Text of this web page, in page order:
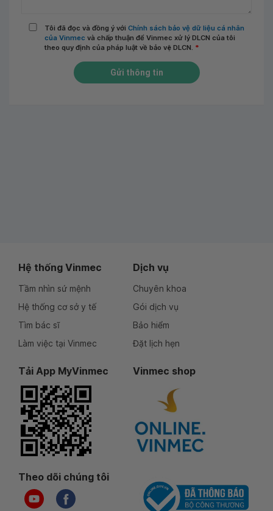
Tôi đã đọc và đồng ý với Chính sách bảo vệ dữ liệu cá nhân
của Vinmec và chấp thuận để Vinmec xử lý DLCN của tôi
theo quy định của pháp luật về bảo vệ DLCN. *
Gửi thông tin
Hệ thống Vinmec
Tầm nhìn sứ mệnh
Hệ thống cơ sở y tế
Tìm bác sĩ
Làm việc tại Vinmec
Dịch vụ
Chuyên khoa
Gói dịch vụ
Bảo hiểm
Đặt lịch hẹn
Tải App MyVinmec Vinmec shop
Theo dõi chúng tôi